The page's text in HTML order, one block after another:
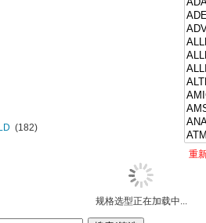
(182)
重
规格选型正在加载中...